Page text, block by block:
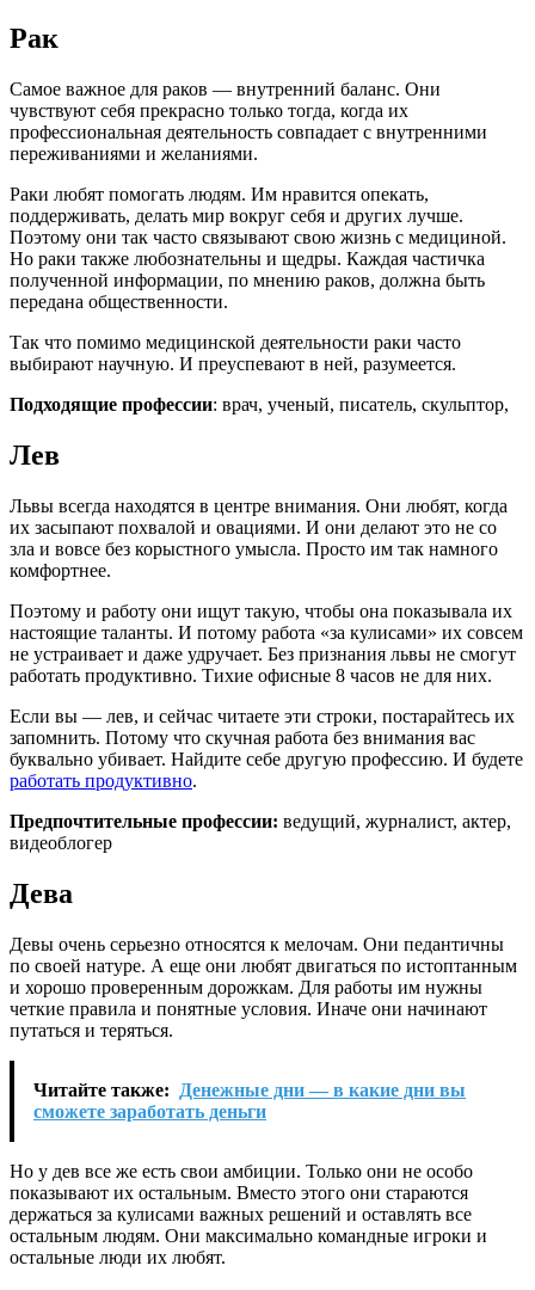
Рак
Самое важное для раков — внутренний баланс. Они
чувствуют себя прекрасно только тогда, когда их
профессиональная деятельность совпадает с внутренними
переживаниями и желаниями.
Раки любят помогать людям. Им нравится опекать,
поддерживать, делать мир вокруг себя и других лучше.
Поэтому они так часто связывают свою жизнь с медициной.
Но раки также любознательны и щедры. Каждая частичка
полученной информации, по мнению раков, должна быть
передана общественности.
Так что помимо медицинской деятельности раки часто
выбирают научную. И преуспевают в ней, разумеется.
Подходящие профессии: врач, ученый, писатель, скульптор,
Лев
Львы всегда находятся в центре внимания. Они любят, когда
их засыпают похвалой и овациями. И они делают это не со
зла и вовсе без корыстного умысла. Просто им так намного
комфортнее.
Поэтому и работу они ищут такую, чтобы она показывала их
настоящие таланты. И потому работа «за кулисами» их совсем
не устраивает и даже удручает. Без признания львы не смогут
работать продуктивно. Тихие офисные 8 часов не для них.
Если вы — лев, и сейчас читаете эти строки, постарайтесь их
запомнить. Потому что скучная работа без внимания вас
буквально убивает. Найдите себе другую профессию. И будете
работать продуктивно.
Предпочтительные профессии: ведущий, журналист, актер,
видеоблогер
Дева
Девы очень серьезно относятся к мелочам. Они педантичны
по своей натуре. А еще они любят двигаться по истоптанным
и хорошо проверенным дорожкам. Для работы им нужны
четкие правила и понятные условия. Иначе они начинают
путаться и теряться.
Читайте также:
Денежные дни — в какие дни вы
сможете заработать деньги
Но у дев все же есть свои амбиции. Только они не особо
показывают их остальным. Вместо этого они стараются
держаться за кулисами важных решений и оставлять все
остальным людям. Они максимально командные игроки и
остальные люди их любят.